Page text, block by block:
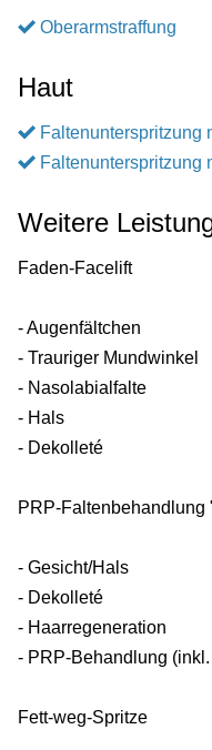
Oberarmstraffung
Haut
Faltenunterspritzung
Faltenunterspritzung
Weitere
Faden-Facelift
- Augenfältchen
- Trauriger Mundwinkel
- Nasolabialfalte
- Hals
- Dekolleté
PRP-Faltenbehandlung
- Gesicht/Hals
- Dekolleté
- Haarregeneration
- PRP-Behandlung
Fett-weg-Spritze